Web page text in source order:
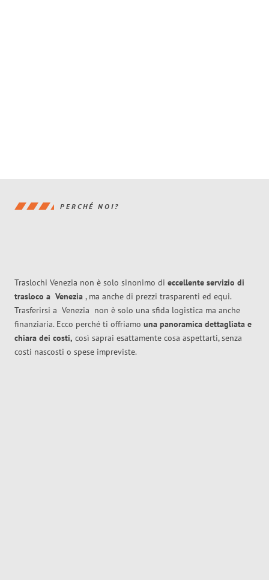
PERCHÉ NOI?
Traslochi Venezia non è solo sinonimo di eccellente servizio di
trasloco a Venezia , ma anche di prezzi trasparenti ed equi.
Trasferirsi a Venezia non è solo una sfida logistica ma anche
finanziaria. Ecco perché ti offriamo una panoramica dettagliata e
chiara dei costi, così saprai esattamente cosa aspettarti, senza
costi nascosti o spese impreviste.